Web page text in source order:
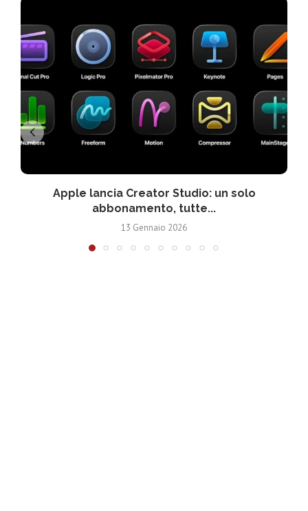
Apple lancia Creator Studio: un solo
abbonamento, tutte...
13 Gennaio 2026